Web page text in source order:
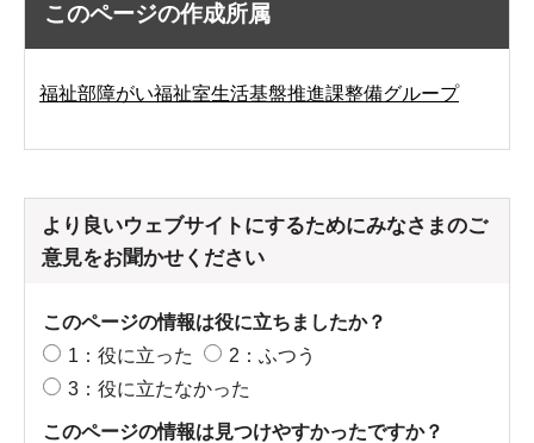
このページの作成所属
福祉部障がい福祉室生活基盤推進課整備グループ
より良いウェブサイトにするためにみなさまのご
意見をお聞かせください
このページの情報は役に立ちましたか？
1：役に立った
2：ふつう
3：役に立たなかった
このページの情報は見つけやすかったですか？